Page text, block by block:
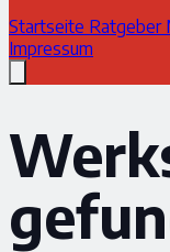
Startseite Ratgeber
Impressum